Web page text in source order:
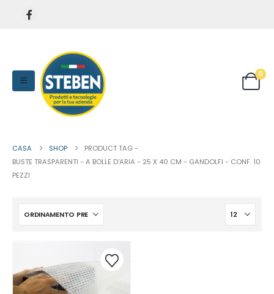
0
CASA SHOP
PRODUCT TAG -
BUSTE TRASPARENTI - A BOLLE D'ARIA - 25 X 40 CM - GANDOLFI - CONF. 10
PEZZI